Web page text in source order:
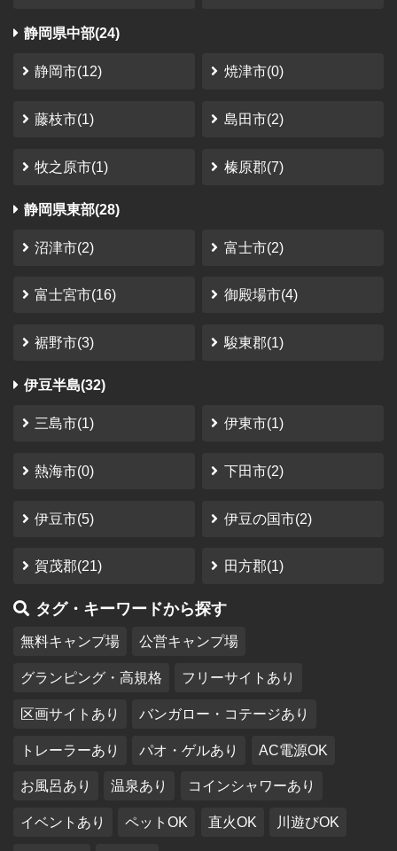
静岡市 利用時期：2023年1月
コレからな感じではありましたけど、スタッフさ
満足度は非常に高かったです。
ちょっとちょっとって感じたかな。 家族向けに作ってる
格を下げてください。 特にソロキャン...
静岡県中部(24)
静岡市(12) 焼津市(0)
藤枝市(1) 島田市(2)
牧之原市(1) 榛原郡(7)
静岡県東部(28)
沼津市(2) 富士市(2)
富士宮市(16) 御殿場市(4)
裾野市(3) 駿東郡(1)
伊豆半島(32)
三島市(1) 伊東市(1)
熱海市(0) 下田市(2)
伊豆市(5) 伊豆の国市(2)
賀茂郡(21) 田方郡(1)
タグ・キーワードから探す
無料キャンプ場 公営キャンプ場
グランピング・高規格 フリーサイトあり
区画サイトあり バンガロー・コテージあり
トレーラーあり パオ・ゲルあり AC電源OK
お風呂あり 温泉あり コインシャワーあり
イベントあり ペットOK 直火OK 川遊びOK